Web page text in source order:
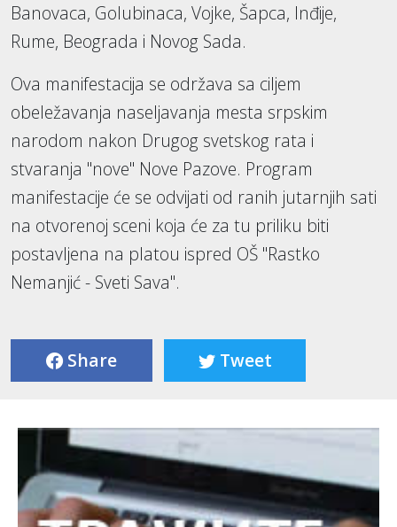
Banovaca, Golubinaca, Vojke, Šapca, Inđije,
Rume, Beograda i Novog Sada.
Ova manifestacija se održava sa ciljem
obeležavanja naseljavanja mesta srpskim
narodom nakon Drugog svetskog rata i
stvaranja "nove" Nove Pazove. Program
manifestacije će se odvijati od ranih jutarnjih sati
na otvorenoj sceni koja će za tu priliku biti
postavljena na platou ispred OŠ "Rastko
Nemanjić - Sveti Sava".
Share Tweet